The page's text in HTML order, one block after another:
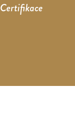
Certifikace